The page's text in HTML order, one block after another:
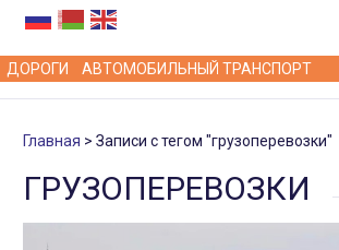
ДОРОГИ АВТОМОБИЛЬНЫЙ ТРАНСПОРТ
Главная Записи с тегом "грузоперевозки"
ГРУЗОПЕРЕВОЗКИ